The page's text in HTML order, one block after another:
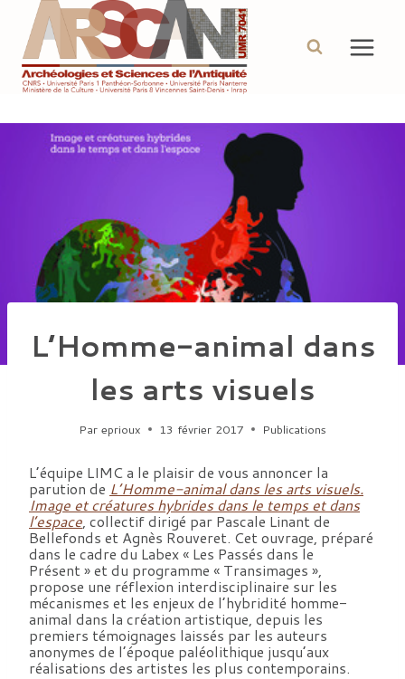
contenu
L’Homme-animal dans
les arts visuels
Par eprioux 13 février 2017 Publications
L’équipe LIMC a le plaisir de vous annoncer la
parution de L’Homme-animal dans les arts visuels.
Image et créatures hybrides dans le temps et dans
l’espace, collectif dirigé par Pascale Linant de
Bellefonds et Agnès Rouveret. Cet ouvrage, préparé
dans le cadre du Labex « Les Passés dans le
Présent » et du programme « Transimages »,
propose une réflexion interdisciplinaire sur les
mécanismes et les enjeux de l’hybridité homme-
animal dans la création artistique, depuis les
premiers témoignages laissés par les auteurs
anonymes de l’époque paléolithique jusqu’aux
réalisations des artistes les plus contemporains.